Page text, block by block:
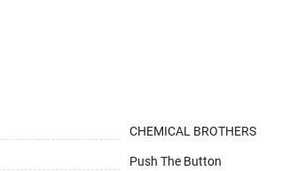
CHEMICAL BROTHERS
Push The Button